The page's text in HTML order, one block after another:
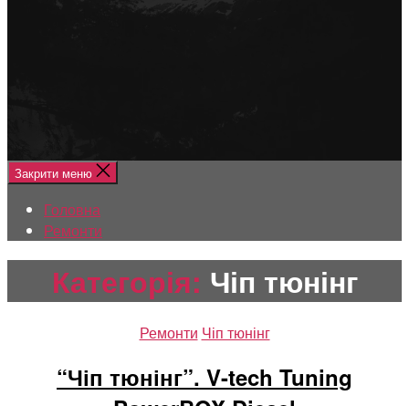
Закрити меню
Головна
Ремонти
Категорія: Чіп тюнінг
Категорії
Ремонти Чіп тюнінг
“Чіп тюнінг”. V-tech Tuning